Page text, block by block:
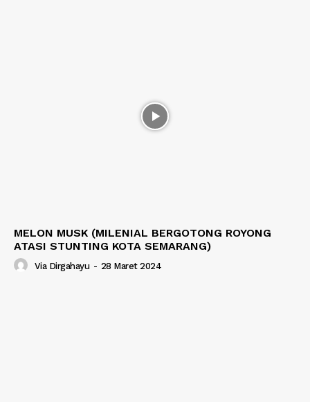
MELON MUSK (MILENIAL BERGOTONG ROYONG
ATASI STUNTING KOTA SEMARANG)
Via Dirgahayu - 28 Maret 2024